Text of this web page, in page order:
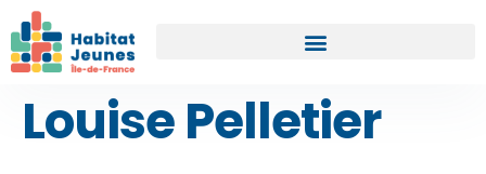
Louise Pelletier